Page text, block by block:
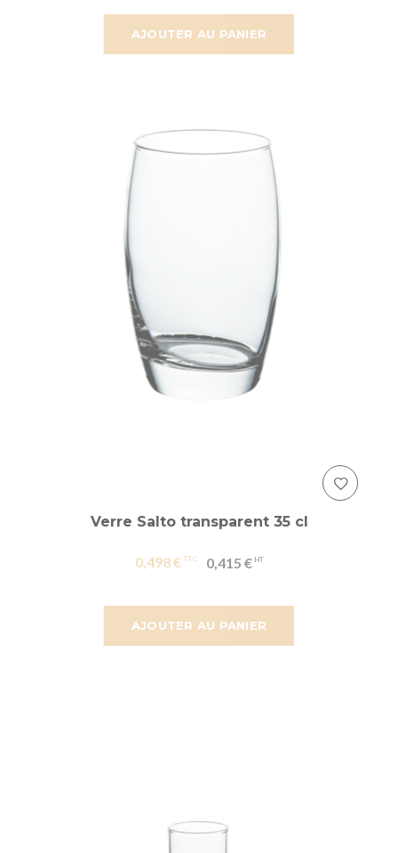
AJOUTER AU PANIER
AJOUTER AU PANIER
Verre Salto transparent 35 cl
0,498 € 0,415 €